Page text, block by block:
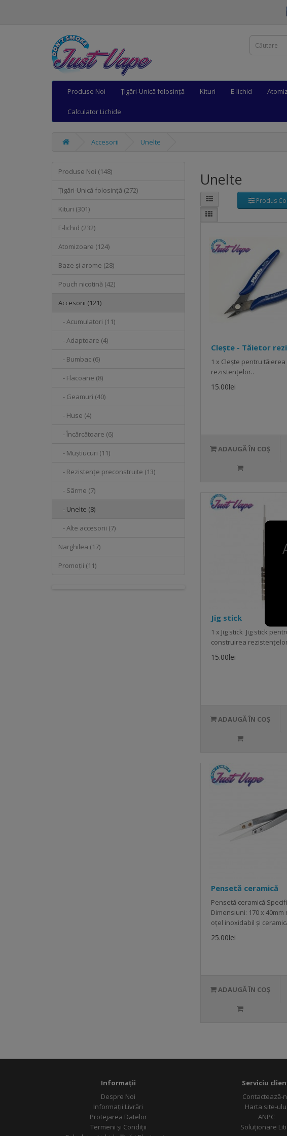
Produse Noi Țigări-Unică folosință Kituri E-lichid
Calculator Lichide
Accesorii Unelte
Produse Noi (148)
Țigări-Unică folosință (272)
Kituri (301)
E-lichid (232)
Atomizoare (124)
Baze și arome (28)
Pouch nicotină (42)
Accesorii (121)
- Acumulatori (11)
- Adaptoare (4)
- Bumbac (6)
- Flacoane (8)
- Geamuri (40)
- Huse (4)
- Încărcătoare (6)
- Muștiucuri (11)
- Rezistențe preconstruite (13)
- Sârme (7)
- Unelte (8)
- Alte accesorii (7)
Narghilea (17)
Promoții (11)
Unelte
Produs
Clește - Tăietor
1 x Clește pentru tăierea
rezistențelor..
15.00lei
Jig stick
1 x Jig stick Jig stick
construirea
15.00lei
Pensetă ceramică
Pensetă ceramică
Dimensiuni: 170 x 40mm
oțel inoxidabil și
25.00lei
Informații
Despre Noi
Informații Livrări
Protejarea Datelor
Termeni și Condiții
Serviciu
Contactează-
Harta site-ului
ANPC
Soluționare